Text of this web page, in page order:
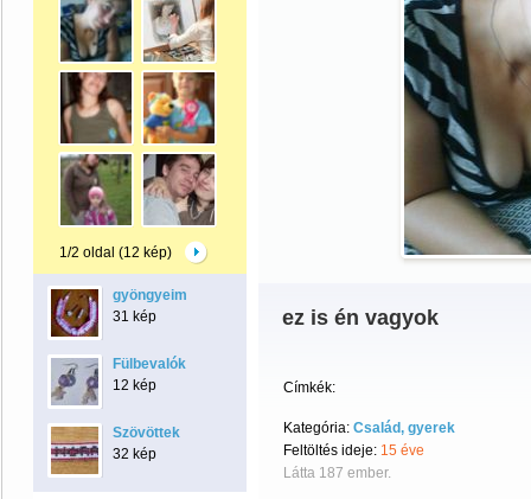
1/2 oldal (12 kép)
gyöngyeim
31 kép
Fülbevalók
12 kép
Szövöttek
32 kép
ez is én vagyok
Címkék:
Kategória: Család, gyerek
Feltöltés ideje: 15 éve
Látta 187 ember.